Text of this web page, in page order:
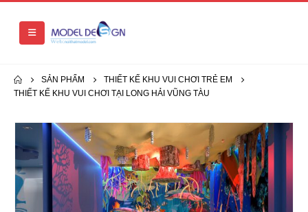
SẢN PHẨM
THIẾT KẾ KHU VUI CHƠI TRẺ EM
THIẾT KẾ KHU VUI CHƠI TẠI LONG HẢI VŨNG TÀU